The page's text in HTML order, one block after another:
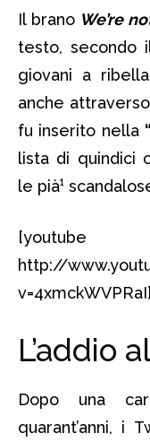
Il brano We’re
testo, secondo
giovani a
anche
fu inserito nella
lista di quindici
le pià¹
[youtube
http://
v=4xmckWVPRaI]
L’addio
Dopo una
quarant’anni, i